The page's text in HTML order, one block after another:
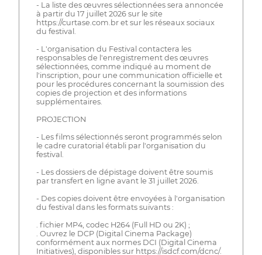
- La liste des œuvres sélectionnées sera annoncée
à partir du 17 juillet 2026 sur le site
https://curtase.com.br et sur les réseaux sociaux
du festival.
- L'organisation du Festival contactera les
responsables de l'enregistrement des œuvres
sélectionnées, comme indiqué au moment de
l'inscription, pour une communication officielle et
pour les procédures concernant la soumission des
copies de projection et des informations
supplémentaires.
PROJECTION
- Les films sélectionnés seront programmés selon
le cadre curatorial établi par l'organisation du
festival.
- Les dossiers de dépistage doivent être soumis
par transfert en ligne avant le 31 juillet 2026.
- Des copies doivent être envoyées à l'organisation
du festival dans les formats suivants :
. fichier MP4, codec H264 (Full HD ou 2K) ;
. Ouvrez le DCP (Digital Cinema Package)
conformément aux normes DCI (Digital Cinema
Initiatives), disponibles sur https://isdcf.com/dcnc/.